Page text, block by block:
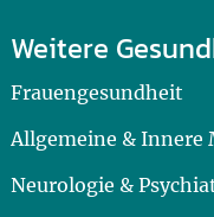
Weitere
Frauengesundheit
Allgemeine & Innere
Neurologie &